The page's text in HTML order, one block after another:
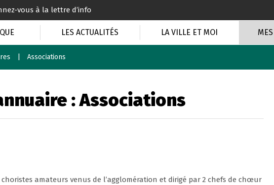
vous à la lettre d’info
LES ACTUALITÉS LA VILLE ET MOI
Associations
:Associations
choristes amateurs venus de l’agglomération et dirigé par 2 chefs de chœur